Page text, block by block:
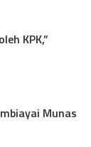
KPK,”
Munas